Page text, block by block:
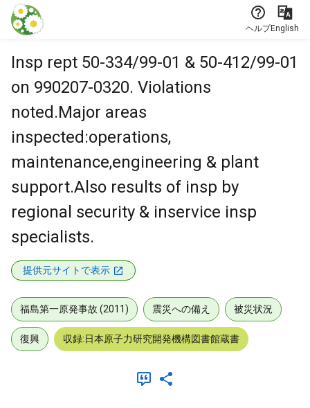
本文に飛ぶ
ヘルプEnglish
Insp rept 50-334/99-01 & 50-412/99-01
on 990207-0320. Violations
noted.Major areas
inspected:operations,
maintenance,engineering & plant
support.Also results of insp by
regional security & inservice insp
specialists.
提供元サイトで表示
福島第一原発事故 (2011) 震災への備え 被災状況
復興 収録:日本原子力研究開発機構図書館蔵書